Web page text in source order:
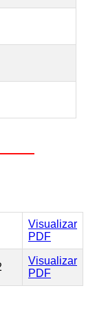
Visualizar
PDF
Visualizar
PDF